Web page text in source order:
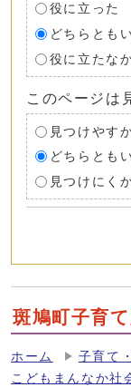
役に立った
どちらとも
役に立たな
このページは
見つけやす
どちらとも
見つけにく
斑鳩町子育
ホーム 子育て
こどもまんなか社